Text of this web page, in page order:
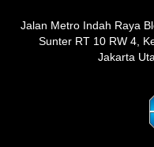
Jalan Metro Indah Raya
Sunter RT 10 RW 4,
Jakarta